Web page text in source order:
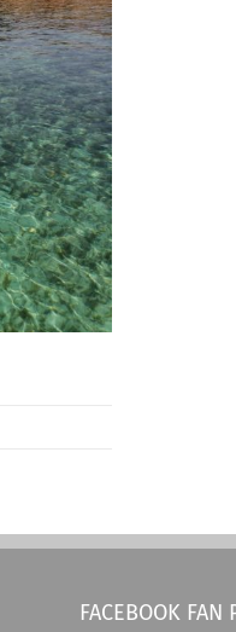
FACEBOOK FAN